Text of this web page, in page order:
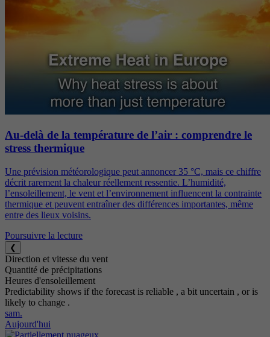
Au-delà de la température de l’air : comprendre le
stress thermique
Une prévision météorologique peut annoncer 35 °C, mais ce chiffre
décrit rarement la chaleur réellement ressentie. L’humidité,
l’ensoleillement, le vent et l’environnement influencent la contrainte
thermique et peuvent entraîner des différences importantes, même
entre des lieux voisins.
Poursuivre la lecture
❮
Direction et vitesse du vent
Quantité de précipitations
Heures d'ensoleillement
Predictability shows if the forecast is reliable , a bit uncertain , or is
likely to change .
sam.
Aujourd'hui